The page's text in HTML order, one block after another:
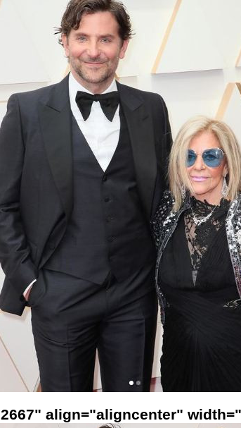
align="aligncenter"